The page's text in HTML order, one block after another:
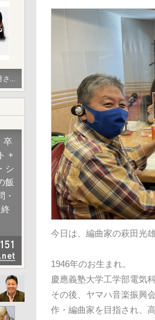
今日は、編曲家の萩田光
1946年のお生まれ。
慶應義塾大学工学部電気
その後、ヤマハ音楽振興
作・編曲家を目指され、
...
卒
+
シ
飯
・